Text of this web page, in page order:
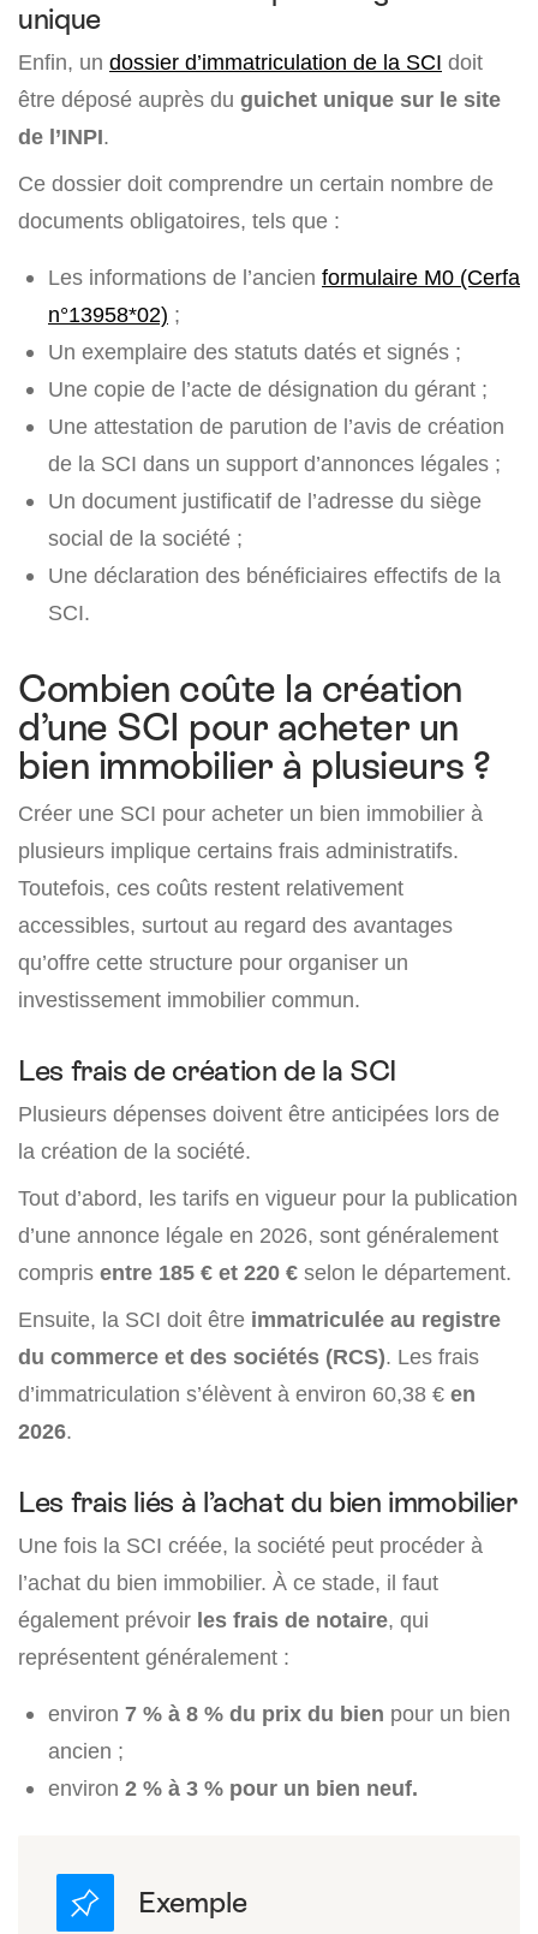
unique
Enfin, un dossier d’immatriculation de la SCI doit
être déposé auprès du guichet unique sur le site
de l’INPI.
Ce dossier doit comprendre un certain nombre de
documents obligatoires, tels que :
Les informations de l’ancien formulaire M0 (Cerfa
n°13958*02) ;
Un exemplaire des statuts datés et signés ;
Une copie de l’acte de désignation du gérant ;
Une attestation de parution de l’avis de création
de la SCI dans un support d’annonces légales ;
Un document justificatif de l’adresse du siège
social de la société ;
Une déclaration des bénéficiaires effectifs de la
SCI.
Combien coûte la création
d’une SCI pour acheter un
bien immobilier à plusieurs ?
Créer une SCI pour acheter un bien immobilier à
plusieurs implique certains frais administratifs.
Toutefois, ces coûts restent relativement
accessibles, surtout au regard des avantages
qu’offre cette structure pour organiser un
investissement immobilier commun.
Les frais de création de la SCI
Plusieurs dépenses doivent être anticipées lors de
la création de la société.
Tout d’abord, les tarifs en vigueur pour la publication
d’une annonce légale en 2026, sont généralement
compris entre 185 € et 220 € selon le département.
Ensuite, la SCI doit être immatriculée au registre
du commerce et des sociétés (RCS). Les frais
d’immatriculation s’élèvent à environ 60,38 € en
2026.
Les frais liés à l’achat du bien immobilier
Une fois la SCI créée, la société peut procéder à
l’achat du bien immobilier. À ce stade, il faut
également prévoir les frais de notaire, qui
représentent généralement :
environ 7 % à 8 % du prix du bien pour un bien
ancien ;
environ 2 % à 3 % pour un bien neuf.